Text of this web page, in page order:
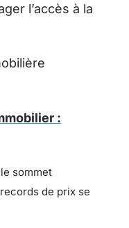
l’accès à la
:
sommet
de prix se